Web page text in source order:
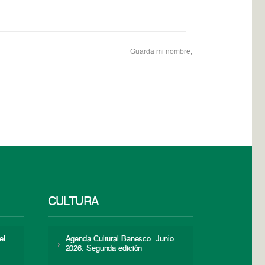
Guarda mi nombre,
CULTURA
Agenda Cultural Banesco. Junio
2026. Segunda edición